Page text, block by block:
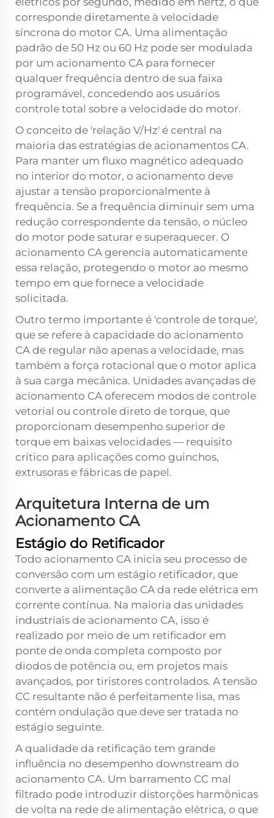
corresponde diretamente à velocidade
síncrona do motor CA. Uma alimentação
padrão de 50 Hz ou 60 Hz pode ser modulada
por um acionamento CA para fornecer
qualquer frequência dentro de sua faixa
programável, concedendo aos usuários
controle total sobre a velocidade do motor.
O conceito de 'relação V/Hz' é central na
maioria das estratégias de acionamentos CA.
Para manter um fluxo magnético adequado
no interior do motor, o acionamento deve
ajustar a tensão proporcionalmente à
frequência. Se a frequência diminuir sem uma
redução correspondente da tensão, o núcleo
do motor pode saturar e superaquecer. O
acionamento CA gerencia automaticamente
essa relação, protegendo o motor ao mesmo
tempo em que fornece a velocidade
solicitada.
Outro termo importante é 'controle de torque',
que se refere à capacidade do acionamento
CA de regular não apenas a velocidade, mas
também a força rotacional que o motor aplica
à sua carga mecânica. Unidades avançadas de
acionamento CA oferecem modos de controle
vetorial ou controle direto de torque, que
proporcionam desempenho superior de
torque em baixas velocidades — requisito
crítico para aplicações como guinchos,
extrusoras e fábricas de papel.
Arquitetura Interna de um
Acionamento CA
Estágio do Retificador
Todo acionamento CA inicia seu processo de
conversão com um estágio retificador, que
converte a alimentação CA da rede elétrica em
corrente contínua. Na maioria das unidades
industriais de acionamento CA, isso é
realizado por meio de um retificador em
ponte de onda completa composto por
diodos de potência ou, em projetos mais
avançados, por tiristores controlados. A tensão
CC resultante não é perfeitamente lisa, mas
contém ondulação que deve ser tratada no
estágio seguinte.
A qualidade da retificação tem grande
influência no desempenho downstream do
acionamento CA. Um barramento CC mal
filtrado pode introduzir distorções harmônicas
de volta na rede de alimentação elétrica, o que